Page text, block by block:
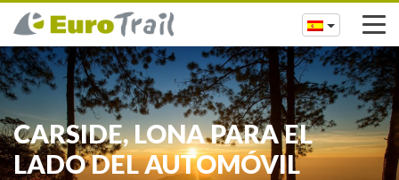
CARSIDE, LONA PARA EL
LADO DEL AUTOMÓVIL